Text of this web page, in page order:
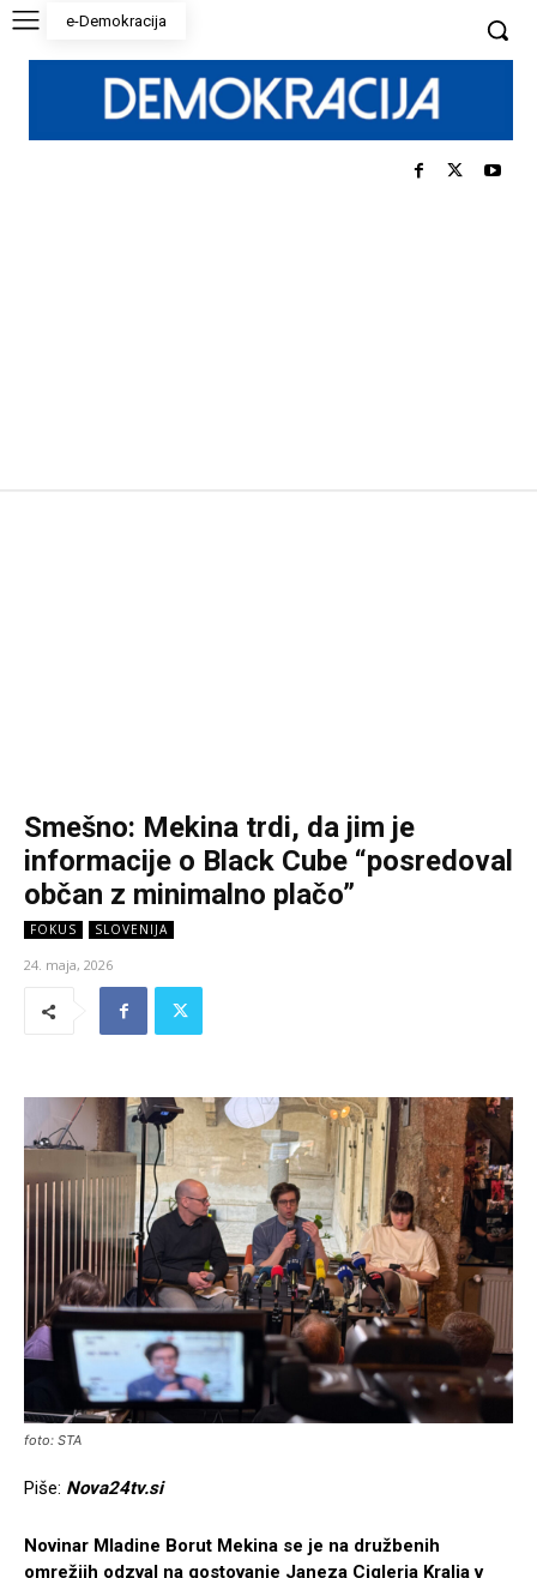
e-Demokracija
Smešno: Mekina trdi, da jim je
informacije o Black Cube “posredoval
občan z minimalno plačo”
FOKUS SLOVENIJA
24. maja, 2026
foto: STA
Piše: Nova24tv.si
Novinar Mladine Borut Mekina se je na družbenih
omrežjih odzval na gostovanje Janeza Ciglerja Kralja v